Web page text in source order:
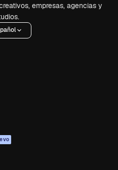
empresas, agencias y